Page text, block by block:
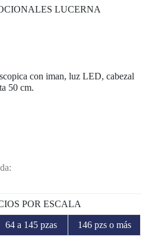
LUCERNA
con iman, luz LED, cabezal
50 cm.
POR ESCALA
64 a 145 pzas 146 pzs o más